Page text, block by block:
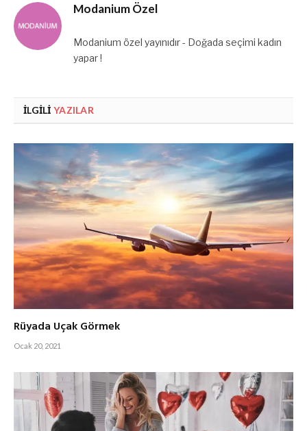
Modanium Özel
Modanium özel yayınıdır - Doğada seçimi kadın
yapar !
İLGILI YAZILAR
Rüyada Uçak Görmek
Ocak 20, 2021